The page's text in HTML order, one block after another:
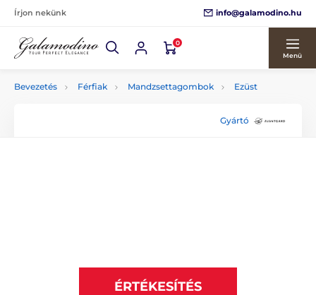
Írjon nekünk info@galamodino.hu
0
Menü
Bevezetés Férfiak Mandzsettagombok Ezüst
Gyártó
ÉRTÉKESÍTÉS